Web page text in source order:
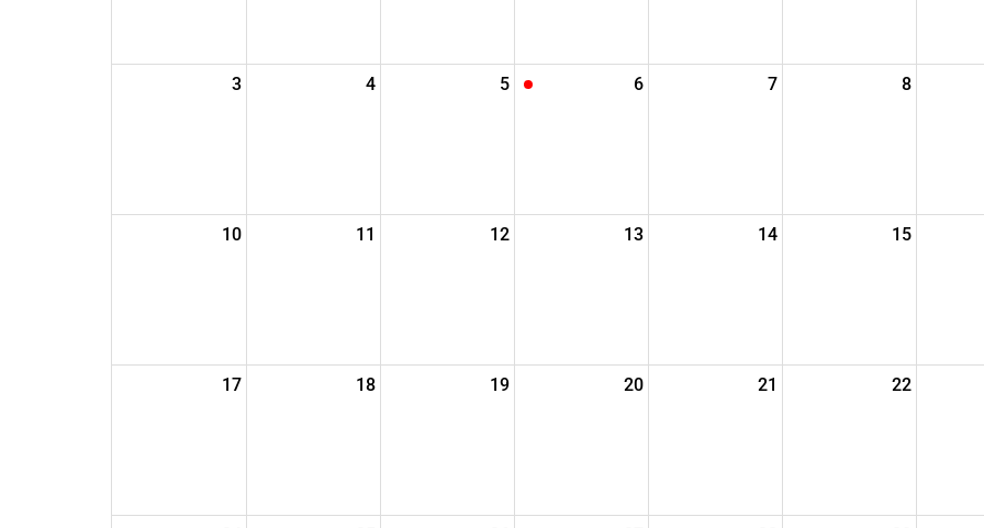
3 4 5 6 7 8
10 11 12 13 14 15
17 18 19 20 21 22